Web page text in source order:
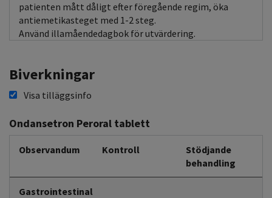
patienten mått dåligt efter föregående regim, öka
antiemetikasteget med 1-2 steg.
Använd illamåendedagbok för utvärdering.
Biverkningar
Visa tilläggsinfo
Ondansetron Peroral tablett
Observandum Kontroll
Stödjande
behandling
Gastrointestinal